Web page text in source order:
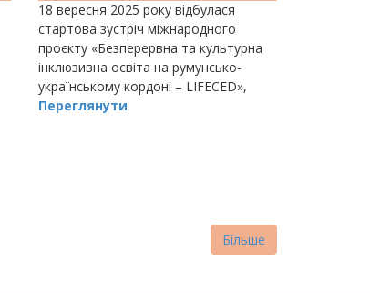
18 вересня 2025 року відбулася
стартова зустріч міжнародного
проєкту «Безперервна та культурна
інклюзивна освіта на румунсько-
українському кордоні – LIFECED»,
який реалізується в межах Програми
Переглянути
Більше